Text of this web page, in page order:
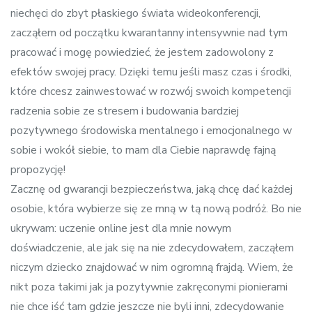
niechęci do zbyt płaskiego świata wideokonferencji,
zacząłem od początku kwarantanny intensywnie nad tym
pracować i mogę powiedzieć, że jestem zadowolony z
efektów swojej pracy. Dzięki temu jeśli masz czas i środki,
które chcesz zainwestować w rozwój swoich kompetencji
radzenia sobie ze stresem i budowania bardziej
pozytywnego środowiska mentalnego i emocjonalnego w
sobie i wokół siebie, to mam dla Ciebie naprawdę fajną
propozycję!
Zacznę od gwarancji bezpieczeństwa, jaką chcę dać każdej
osobie, która wybierze się ze mną w tą nową podróż. Bo nie
ukrywam: uczenie online jest dla mnie nowym
doświadczenie, ale jak się na nie zdecydowałem, zacząłem
niczym dziecko znajdować w nim ogromną frajdą. Wiem, że
nikt poza takimi jak ja pozytywnie zakręconymi pionierami
nie chce iść tam gdzie jeszcze nie byli inni, zdecydowanie